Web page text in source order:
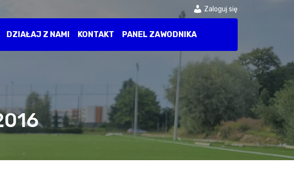
Zaloguj się
DZIAŁAJ Z NAMI KONTAKT PANEL ZAWODNIKA